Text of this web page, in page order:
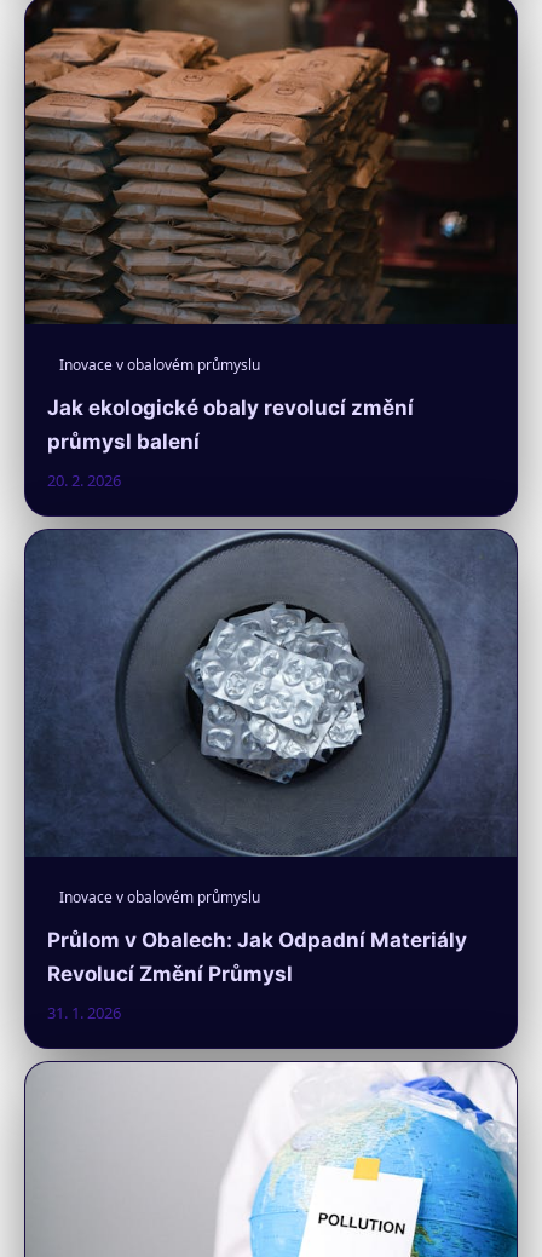
Inovace v obalovém průmyslu
Jak ekologické obaly revolucí změní
průmysl balení
20. 2. 2026
Inovace v obalovém průmyslu
Průlom v Obalech: Jak Odpadní Materiály
Revolucí Změní Průmysl
31. 1. 2026